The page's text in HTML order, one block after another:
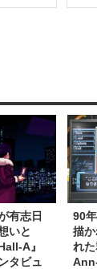
有志日
いと
A』
タビュ
90
描
れ